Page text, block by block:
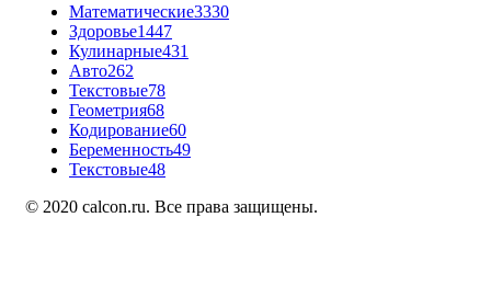
Математические3330
Здоровье1447
Кулинарные431
Авто262
Текстовые78
Геометрия68
Кодирование60
Беременность49
Текстовые48
© 2020 calcon.ru. Все права защищены.